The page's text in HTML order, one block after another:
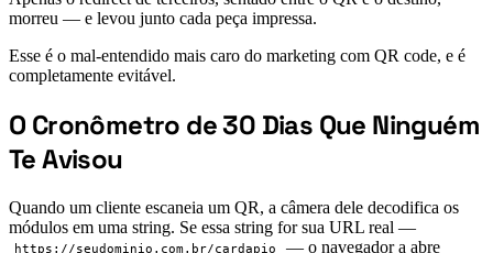
morreu — e levou junto cada peça impressa.
Esse é o mal-entendido mais caro do marketing com QR code, e é
completamente evitável.
#
O Cronômetro de 30 Dias Que Ninguém
Te Avisou
Quando um cliente escaneia um QR, a câmera dele decodifica os
módulos em uma string. Se essa string for sua URL real —
https://seudominio.com.br/cardapio
— o navegador a abre